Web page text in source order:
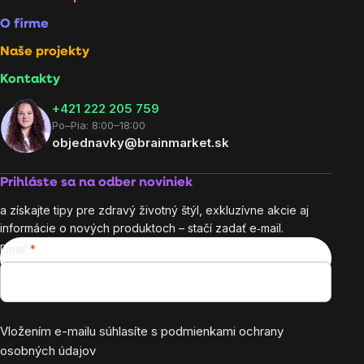
O firme
Naše projekty
Kontakty
+421 222 205 759
Po–Pia: 8:00–18:00
objednavky@brainmarket.sk
Prihláste sa na odber noviniek
a získajte tipy pre zdravý životný štýl, exkluzívne akcie aj
informácie o nových produktoch – stačí zadať e‑mail.
Email
Vložením e-mailu súhlasíte s podmienkami ochrany
osobných údajov